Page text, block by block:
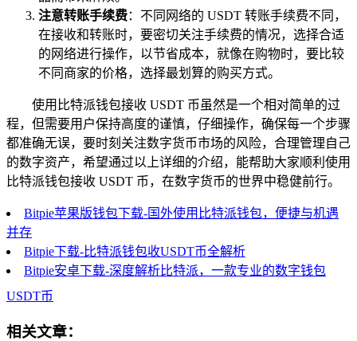
注意转账手续费：不同网络的 USDT 转账手续费不同，
在接收和转账时，要密切关注手续费的情况，选择合适
的网络进行操作，以节省成本，就像在购物时，要比较
不同商家的价格，选择最划算的购买方式。
使用比特派钱包接收 USDT 币虽然是一个相对简单的过
程，但需要用户保持高度的谨慎，仔细操作，确保每一个步骤
都准确无误，要时刻关注数字货币市场的风险，合理管理自己
的数字资产，希望通过以上详细的介绍，能帮助大家顺利使用
比特派钱包接收 USDT 币，在数字货币的世界中稳健前行。
Bitpie苹果版钱包下载-国外使用比特派钱包，便捷与机遇
并存
Bitpie下载-比特派钱包收USDT币全解析
Bitpie安卓下载-深度解析比特派，一款专业的数字钱包
USDT币
相关文章：